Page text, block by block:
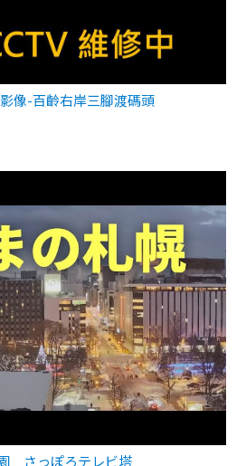
像-百齡右岸三腳渡碼頭
さっぽろテレビ塔